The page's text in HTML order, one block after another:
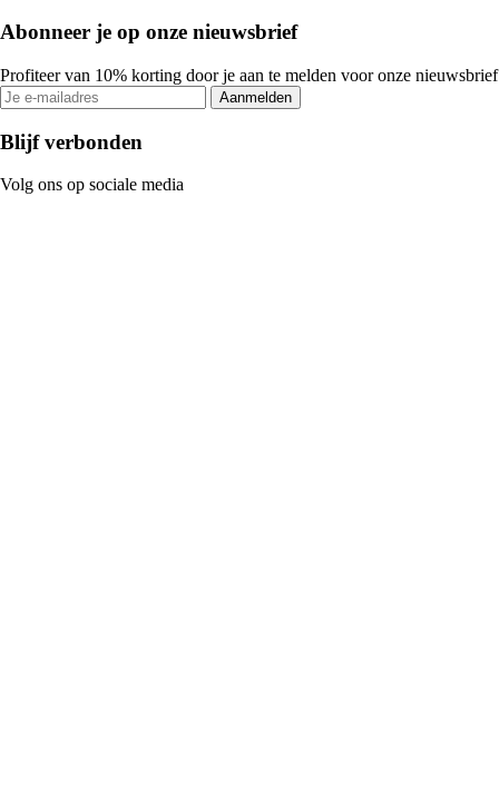
Abonneer je op onze nieuwsbrief
Profiteer van 10% korting door je aan te melden voor onze nieuwsbrief
Aanmelden
Blijf verbonden
Volg ons op sociale media